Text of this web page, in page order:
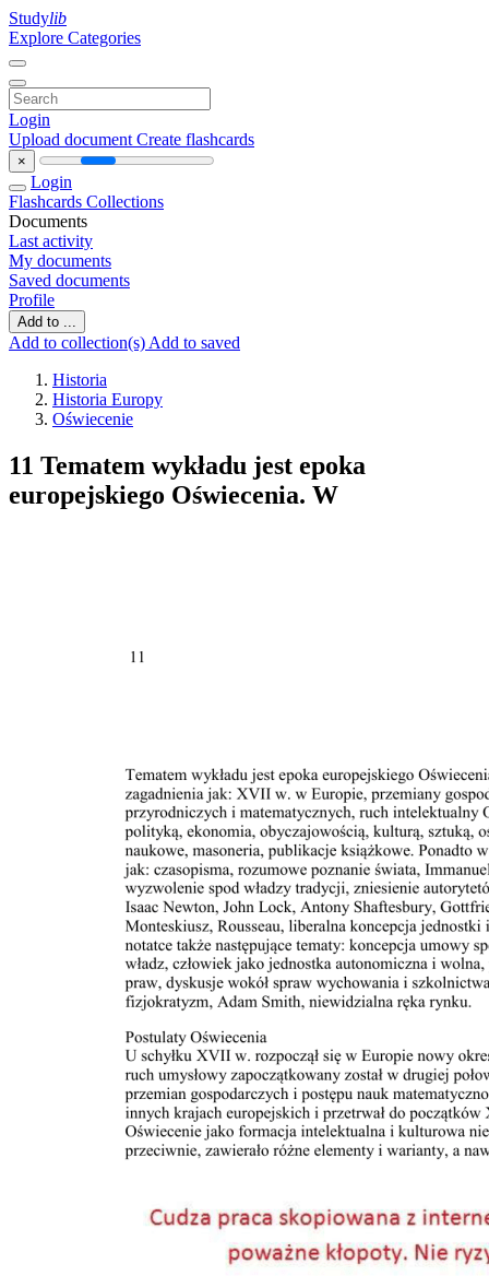
Studylib
Explore Categories
Login
Upload document Create flashcards
×
Login
Flashcards Collections
Documents
Last activity
My documents
Saved documents
Profile
Add to ...
Add to collection(s) Add to saved
Historia
Historia Europy
Oświecenie
11 Tematem wykładu jest epoka
europejskiego Oświecenia. W